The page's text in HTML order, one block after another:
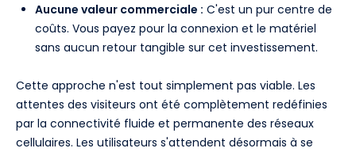
Aucune valeur commerciale : C'est un pur centre de
coûts. Vous payez pour la connexion et le matériel
sans aucun retour tangible sur cet investissement.
Cette approche n'est tout simplement pas viable. Les
attentes des visiteurs ont été complètement redéfinies
par la connectivité fluide et permanente des réseaux
cellulaires. Les utilisateurs s'attendent désormais à se